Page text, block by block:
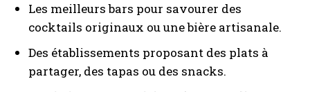
Les meilleurs bars pour savourer des
cocktails originaux ou une bière artisanale.
Des établissements proposant des plats à
partager, des tapas ou des snacks.